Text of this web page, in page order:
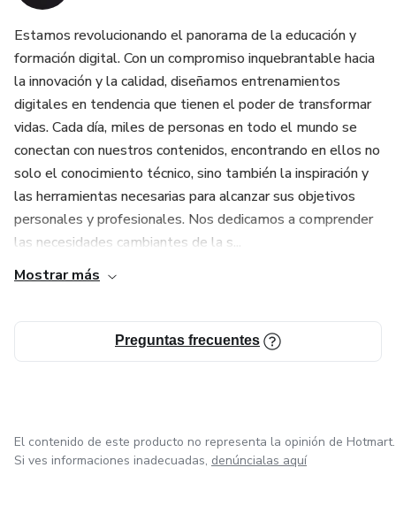
Estamos revolucionando el panorama de la educación y
formación digital. Con un compromiso inquebrantable hacia
la innovación y la calidad, diseñamos entrenamientos
digitales en tendencia que tienen el poder de transformar
vidas. Cada día, miles de personas en todo el mundo se
conectan con nuestros contenidos, encontrando en ellos no
solo el conocimiento técnico, sino también la inspiración y
las herramientas necesarias para alcanzar sus objetivos
personales y profesionales. Nos dedicamos a comprender
las necesidades cambiantes de la s...
Mostrar más
Preguntas frecuentes
El contenido de este producto no representa la opinión de Hotmart.
Si ves informaciones inadecuadas, denúncialas aquí